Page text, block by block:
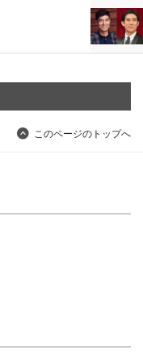
このページのトップへ